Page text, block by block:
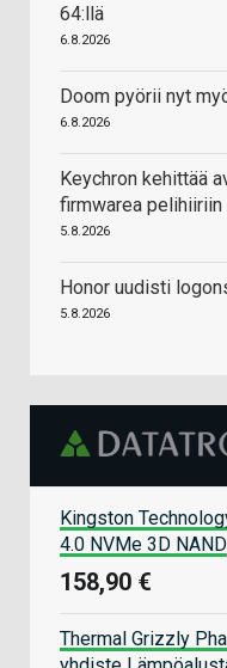
64:llä
6.8.2026
Doom pyörii nyt
6.8.2026
Keychron kehittää
firmwarea pelihiiriin
5.8.2026
Honor uudisti
5.8.2026
Kingston
4.0 NVMe 3D NAND
158,90 €
Thermal Grizzly